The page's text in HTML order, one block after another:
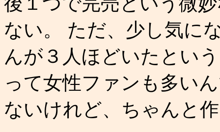
ない。 ただ、少し気に
んが３人ほどいたとい
って女性ファンも多い
ないけれど、ちゃんと